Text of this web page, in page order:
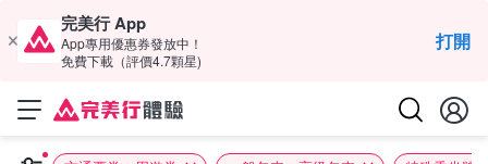
完美行 App
App專用優惠券發放中！
免費下載（評價4.7顆星)
打開